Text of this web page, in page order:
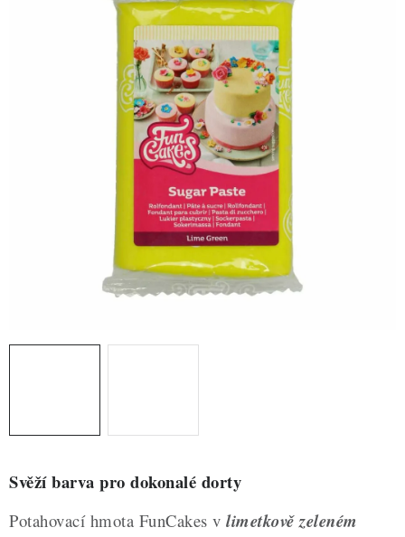
DÁRKOVÉ POUKAZY
TÉMATICKÉ PRODUKTY
Hodnocení obchodu
Blog
Moje objednávka
Svěží barva pro dokonalé dorty
Potahovací hmota FunCakes v limetkově zeleném